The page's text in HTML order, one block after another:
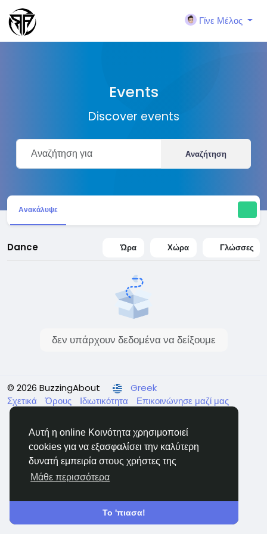
Αυτή η online Κοινότητα χρησιμοποιεί
cookies για να εξασφαλίσει την καλύτερη
δυνατή εμπειρία στους χρήστες της
Μάθε περισσότερα
Το 'πιασα!
Γίνε Μέλος
Events
Discover events
Αναζήτηση
Ανακάλυψε
Dance Ώρα Χώρα Γλώσσες
δεν υπάρχουν δεδομένα να δείξουμε
© 2026 BuzzingAbout
Greek
Σχετικά
Όρους Ιδιωτικότητα
Επικοινώνησε μαζί μας